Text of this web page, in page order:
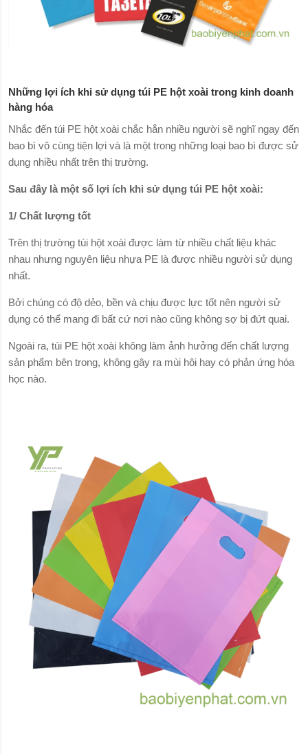
Những lợi ích khi sử dụng túi PE hột xoài trong kinh doanh
hàng hóa
Nhắc đến túi PE hột xoài chắc hẳn nhiều người sẽ nghĩ ngay đến
bao bì vô cùng tiện lợi và là một trong những loại bao bì được sử
dụng nhiều nhất trên thị trường.
Sau đây là một số lợi ích khi sử dụng túi PE hột xoài:
1/ Chất lượng tốt
Trên thị trường túi hột xoài được làm từ nhiều chất liệu khác
nhau nhưng nguyên liệu nhựa PE là được nhiều người sử dụng
nhất.
Bởi chúng có độ dẻo, bền và chịu được lực tốt nên người sử
dụng có thể mang đi bất cứ nơi nào cũng không sợ bị đứt quai.
Ngoài ra, túi PE hột xoài không làm ảnh hưởng đến chất lượng
sản phẩm bên trong, không gây ra mùi hôi hay có phản ứng hóa
học nào.